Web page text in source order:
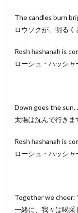
The candles burn
ロウソクが、明るく
Rosh hashanah is
ローシュ・ハッシャ
Down goes the sun.
太陽は沈んで行きま
Rosh hashanah is
ローシュ・ハッシャ
Together we cheer:
一緒に、我々は喝